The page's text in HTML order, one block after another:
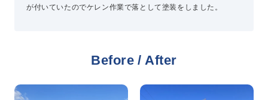
現地診断見積もり（無料）
総合お問い合わせ
プライバシーポリシー
が付いていたのでケレン作業で落として塗装をしました。
Before / After